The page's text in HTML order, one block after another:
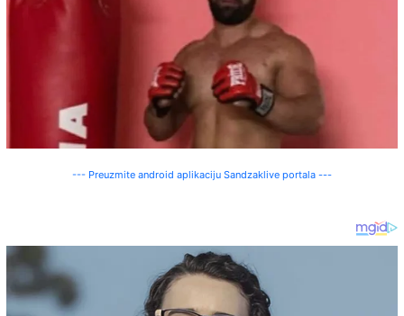
--- Preuzmite android aplikaciju Sandzaklive portala ---